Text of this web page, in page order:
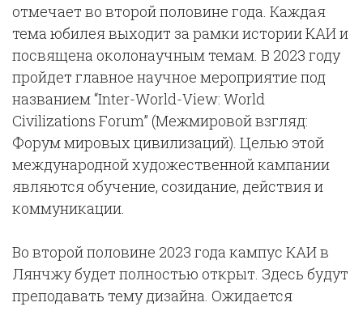
отмечает во второй половине года. Каждая
тема юбилея выходит за рамки истории КАИ и
посвящена околонаучным темам. В 2023 году
пройдет главное научное мероприятие под
названием “Inter-World-View: World
Civilizations Forum” (Межмировой взгляд:
Форум мировых цивилизаций). Целью этой
международной художественной кампании
являются обучение, созидание, действия и
коммуникации.
Во второй половине 2023 года кампус КАИ в
Лянчжу будет полностью открыт. Здесь будут
преподавать тему дизайна. Ожидается